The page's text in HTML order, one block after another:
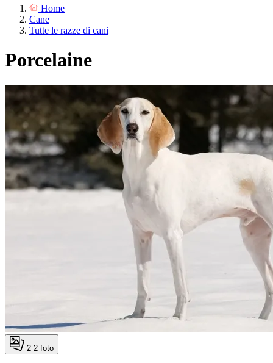
Home
Cane
Tutte le razze di cani
Porcelaine
2 2 foto